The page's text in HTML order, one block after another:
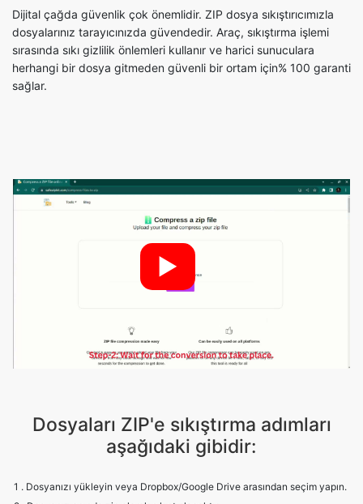
herhangi bir dosya gitmeden güvenli bir ortam için% 100 garanti
sağlar.
Dosyaları ZIP'e sıkıştırma adımları
1 . Dosyanızı yükleyin veya Dropbox/Google Drive arasından seçim yapın.
2 . Dosyanız anında zip olarak sıkıştırılacaktır.